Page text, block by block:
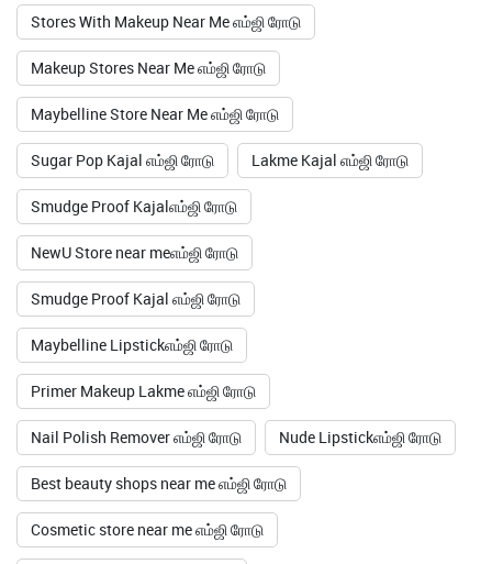
Stores With Makeup Near Me எம்ஜி ரோடு
Makeup Stores Near Me எம்ஜி ரோடு
Maybelline Store Near Me எம்ஜி ரோடு
Sugar Pop Kajal எம்ஜி ரோடு Lakme Kajal எம்ஜி ரோடு
Smudge Proof Kajalஎம்ஜி ரோடு
NewU Store near meஎம்ஜி ரோடு
Smudge Proof Kajal எம்ஜி ரோடு
Maybelline Lipstickஎம்ஜி ரோடு
Primer Makeup Lakme எம்ஜி ரோடு
Nail Polish Remover எம்ஜி ரோடு Nude Lipstickஎம்ஜி ரோடு
Best beauty shops near me எம்ஜி ரோடு
Cosmetic store near me எம்ஜி ரோடு